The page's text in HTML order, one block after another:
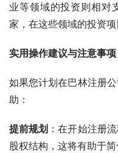
业等领域的投资则相对
家，在这些领域的投资项
实用操作建议与注意事项
如果您计划在巴林注册
助：
提前规划 ：在开始注册
股权结构，这将有助于简